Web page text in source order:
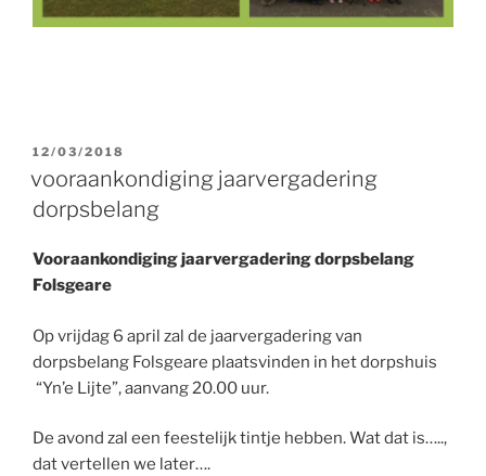
GEPLAATST
12/03/2018
vooraankondiging jaarvergadering
dorpsbelang
Vooraankondiging jaarvergadering dorpsbelang
Folsgeare
Op vrijdag 6 april zal de jaarvergadering van
dorpsbelang Folsgeare plaatsvinden in het dorpshuis
“Yn’e Lijte”, aanvang 20.00 uur.
De avond zal een feestelijk tintje hebben. Wat dat is…..,
dat vertellen we later….